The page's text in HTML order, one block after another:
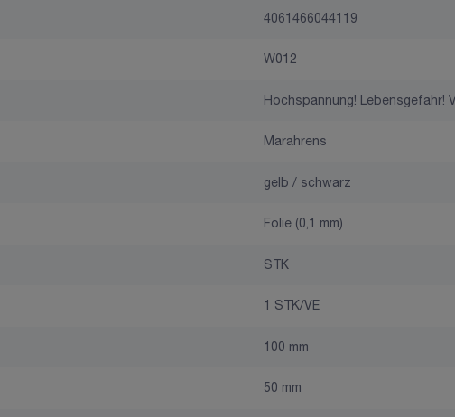
4061466044119
W012
Hochspannung! Lebensgefahr!
Marahrens
gelb / schwarz
Folie (0,1 mm)
STK
1 STK/VE
100 mm
50 mm